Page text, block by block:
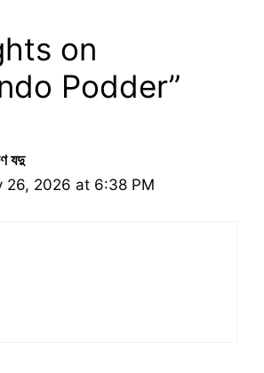
on
Podder”
যদু
26, 2026 at 6:38 PM